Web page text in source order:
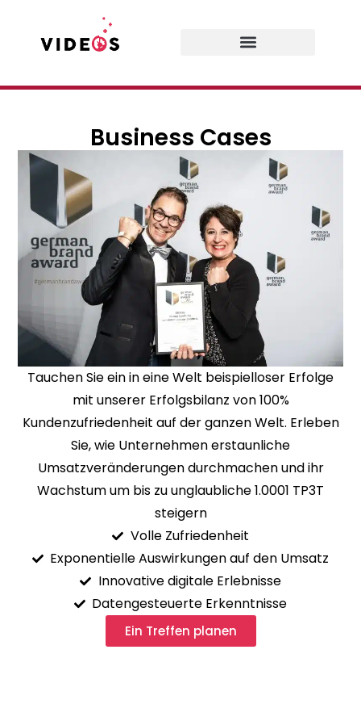
Business Cases
Tauchen Sie ein in eine Welt beispielloser Erfolge
mit unserer Erfolgsbilanz von 100%
Kundenzufriedenheit auf der ganzen Welt. Erleben
Sie, wie Unternehmen erstaunliche
Umsatzveränderungen durchmachen und ihr
Wachstum um bis zu unglaubliche 1.0001 TP3T
steigern
Volle Zufriedenheit
Exponentielle Auswirkungen auf den Umsatz
Innovative digitale Erlebnisse
Datengesteuerte Erkenntnisse
Ein Treffen planen